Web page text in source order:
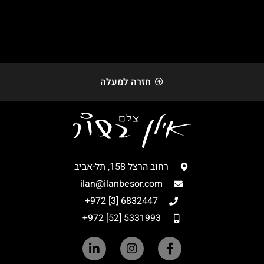
חזרה למעלה
רחוב הרצל 158, תל-אביב
ilan@ilanbesor.com
6832447 [3] 972+
5331993 [52] 972+